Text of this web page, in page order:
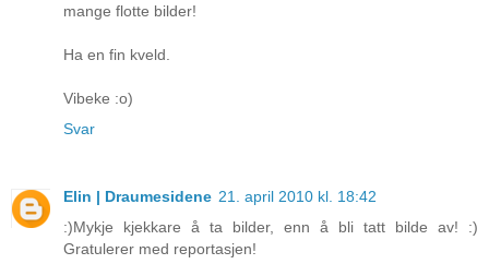
mange flotte bilder!
Ha en fin kveld.
Vibeke :o)
Svar
Elin | Draumesidene 21. april 2010 kl. 18:42
:)Mykje kjekkare å ta bilder, enn å bli tatt bilde av! :)
Gratulerer med reportasjen!